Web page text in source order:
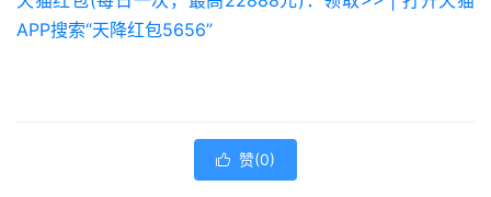
APP搜索“天降红包5656”
 赞(0)